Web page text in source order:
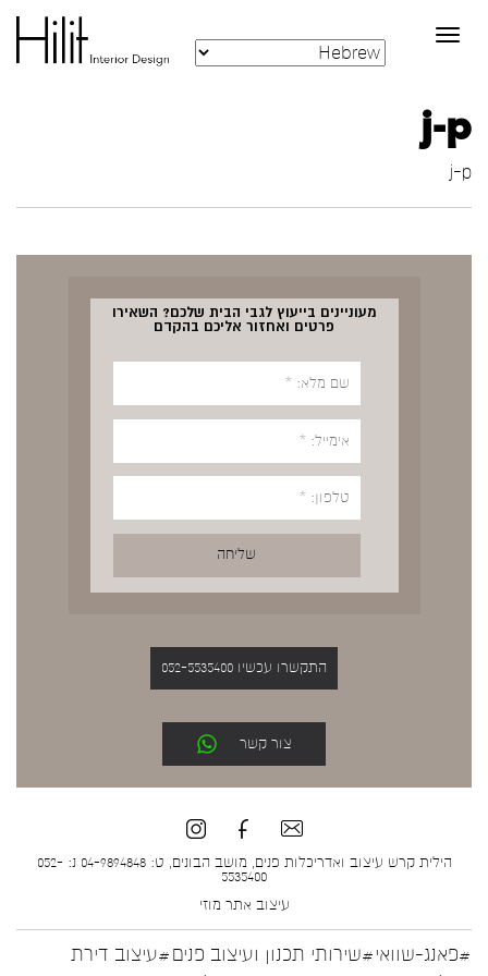
Toggle
navigation
j-p
j-p
מעוניינים בייעוץ לגבי הבית שלכם? השאירו
פרטים ואחזור אליכם בהקדם
התקשרו עכשיו 052-5535400
צור קשר
הילית קרש עיצוב ואדריכלות פנים, מושב הבונים, ט: 04-9894848 נ: 052-
5535400
עיצוב אתר מוזי
#פאנג-שוואי#שירותי תכנון ועיצוב פנים#עיצוב דירת